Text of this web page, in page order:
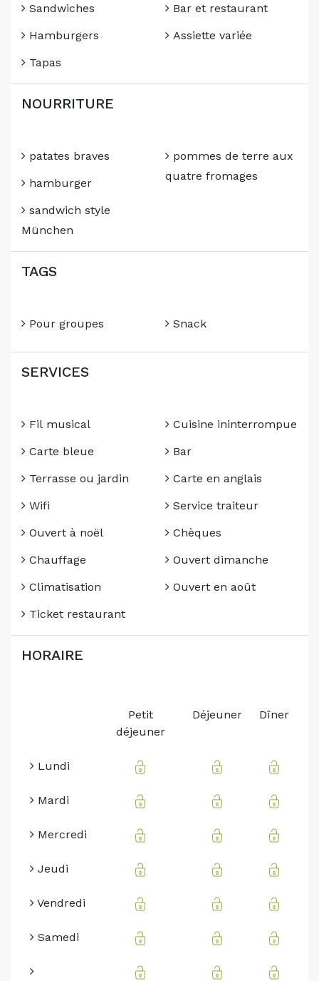
Sandwiches
Hamburgers
Tapas
Bar et restaurant
Assiette variée
NOURRITURE
patates braves
hamburger
sandwich style
München
pommes de terre aux
quatre fromages
TAGS
Pour groupes Snack
SERVICES
Fil musical
Carte bleue
Terrasse ou jardin
Wifi
Ouvert à noël
Chauffage
Climatisation
Ticket restaurant
Cuisine ininterrompue
Bar
Carte en anglais
Service traiteur
Chèques
Ouvert dimanche
Ouvert en août
HORAIRE
Petit
déjeuner
Déjeuner Dîner
Lundi
Mardi
Mercredi
Jeudi
Vendredi
Samedi